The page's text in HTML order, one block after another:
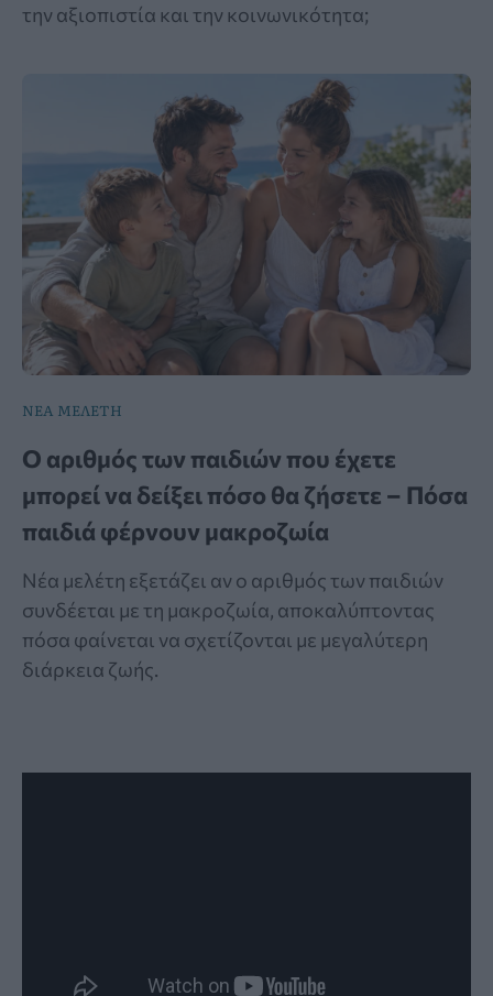
την αξιοπιστία και την κοινωνικότητα;
ΝΕΑ ΜΕΛΕΤΗ
Ο αριθμός των παιδιών που έχετε
μπορεί να δείξει πόσο θα ζήσετε – Πόσα
παιδιά φέρνουν μακροζωία
Νέα μελέτη εξετάζει αν ο αριθμός των παιδιών
συνδέεται με τη μακροζωία, αποκαλύπτοντας
πόσα φαίνεται να σχετίζονται με μεγαλύτερη
διάρκεια ζωής.